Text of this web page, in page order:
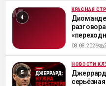
ML КРАСНАЯ
Диоманде
08.08.2026
ML НОВОСТИ